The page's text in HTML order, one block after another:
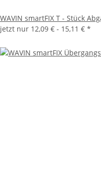
WAVIN smartFIX T - Stück
jetzt nur 12,09 € - 15,11 € *